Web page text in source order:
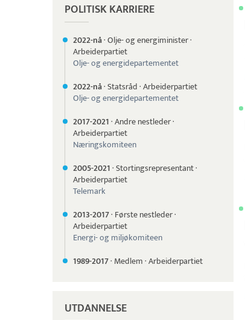
POLITISK KARRIERE
2022-nå·Olje- og energiminister·
Arbeiderpartiet
Olje- og energidepartementet
2022-nå·Statsråd·Arbeiderpartiet
Olje- og energidepartementet
2017-2021·Andre nestleder·
Arbeiderpartiet
Næringskomiteen
2005-2021·Stortingsrepresentant·
Arbeiderpartiet
Telemark
2013-2017· Første nestleder·
Arbeiderpartiet
Energi- og miljøkomiteen
1989-2017· Medlem·Arbeiderpartiet
UTDANNELSE